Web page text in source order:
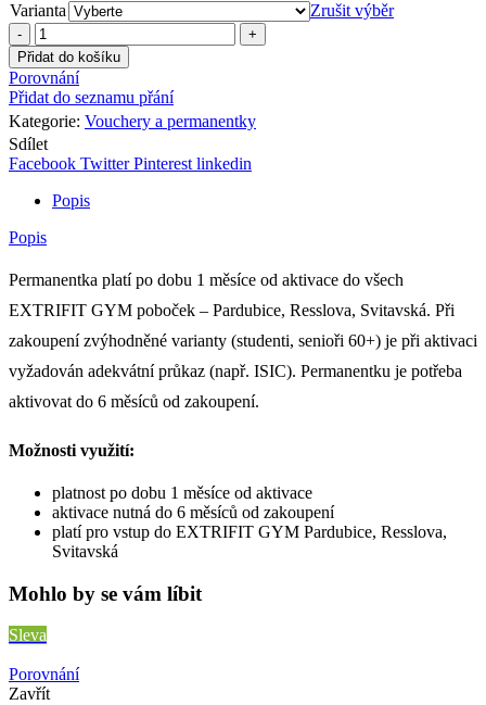
region:
Varianta
Zrušit výběr
EXTRIFIT
GYM
PERMANENTKA
1
MĚSÍC
-
PARDUBICE,
RESSLOVA,
množství
Přidat do košíku
Porovnání
Přidat do seznamu přání
Kategorie: Vouchery a permanentky
Sdílet
Facebook Twitter Pinterest linkedin
Popis
Popis
Permanentka platí po dobu 1 měsíce od aktivace do všech
EXTRIFIT GYM poboček – Pardubice, Resslova, Svitavská. Při
zakoupení zvýhodněné varianty (studenti, senioři 60+) je při aktivaci
vyžadován adekvátní průkaz (např. ISIC). Permanentku je potřeba
aktivovat do 6 měsíců od zakoupení.
Možnosti využití:
platnost po dobu 1 měsíce od aktivace
aktivace nutná do 6 měsíců od zakoupení
platí pro vstup do EXTRIFIT GYM Pardubice, Resslova,
Svitavská
Mohlo by se vám líbit
Sleva
Porovnání
Zavřít